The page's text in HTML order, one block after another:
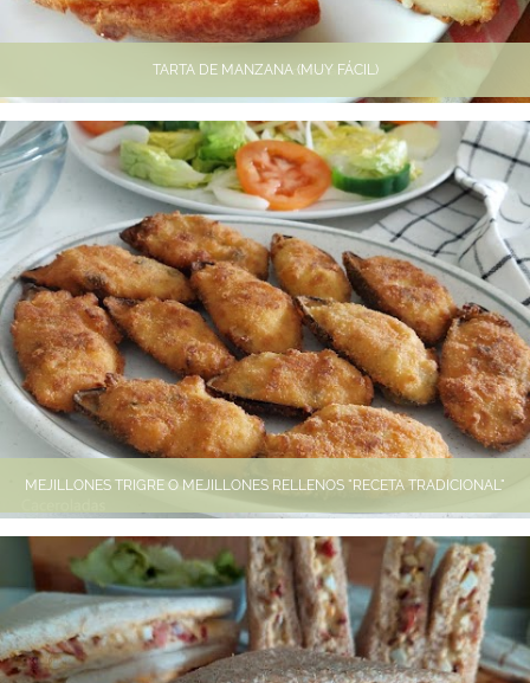
TARTA DE MANZANA (MUY FÁCIL)
MEJILLONES TRIGRE O MEJILLONES RELLENOS "RECETA TRADICIONAL"